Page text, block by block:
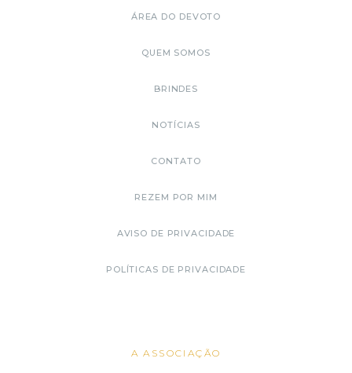
ÁREA DO DEVOTO
QUEM SOMOS
BRINDES
NOTÍCIAS
CONTATO
REZEM POR MIM
AVISO DE PRIVACIDADE
POLÍTICAS DE PRIVACIDADE
A ASSOCIAÇÃO